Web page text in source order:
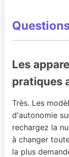
Les
pratiques
Très. Les
d'autonomie
rechargez la
à changer
la plus